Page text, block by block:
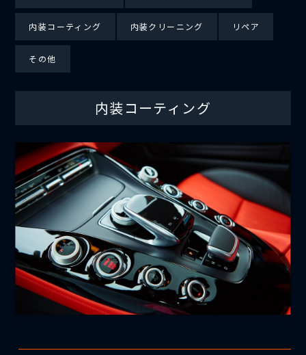
内装コーティング 内装クリーニング リペア
その他
内装コーティング